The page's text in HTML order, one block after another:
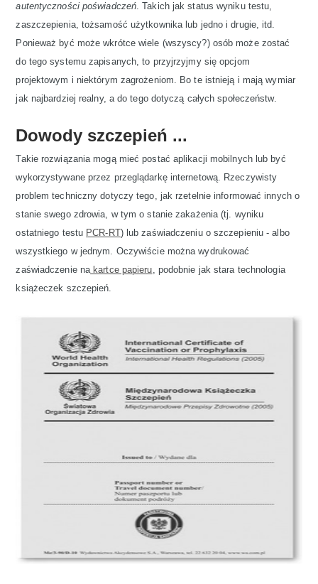
autentyczności poświadczeń. Takich jak status wyniku testu,
zaszczepienia, tożsamość użytkownika lub jedno i drugie, itd.
Ponieważ być może wkrótce wiele (wszyscy?) osób może zostać
do tego systemu zapisanych, to przyjrzyjmy się opcjom
projektowym i niektórym zagrożeniom. Bo te istnieją i mają wymiar
jak najbardziej realny, a do tego dotyczą całych społeczeństw.
Dowody szczepień ...
Takie rozwiązania mogą mieć postać aplikacji mobilnych lub być
wykorzystywane przez przeglądarkę internetową. Rzeczywisty
problem techniczny dotyczy tego, jak rzetelnie informować innych o
stanie swego zdrowia, w tym o stanie zakażenia (tj. wyniku
ostatniego testu PCR-RT) lub zaświadczeniu o szczepieniu - albo
wszystkiego w jednym. Oczywiście można wydrukować
zaświadczenie nakartce papieru, podobnie jak stara technologia
książeczek szczepień.